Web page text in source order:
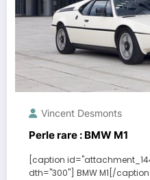
Vincent Desmonts
Perle rare : BMW M1
[caption
dth="300"] BMW M1[/